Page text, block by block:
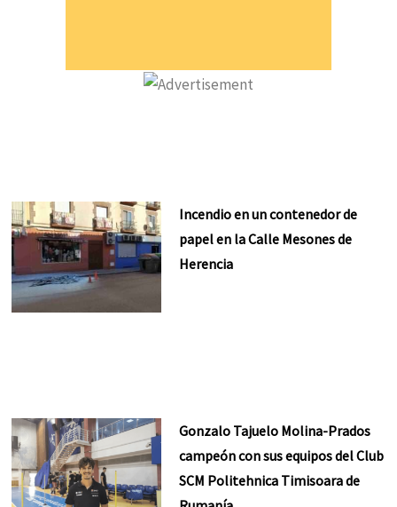
Incendio en un contenedor de
papel en la Calle Mesones de
Herencia
Gonzalo Tajuelo Molina-Prados
campeón con sus equipos del Club
SCM Politehnica Timisoara de